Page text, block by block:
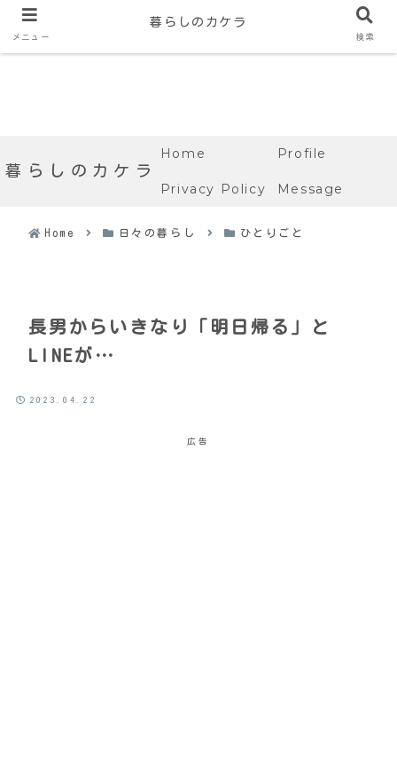
暮らしのカケラ
Home Profile
Privacy Policy Message
Home 日々の暮らし ひとりごと
長男からいきなり「明日帰る」と
LINEが…
2023.04.22
広告
メニュー
暮らしのカケラ
検索